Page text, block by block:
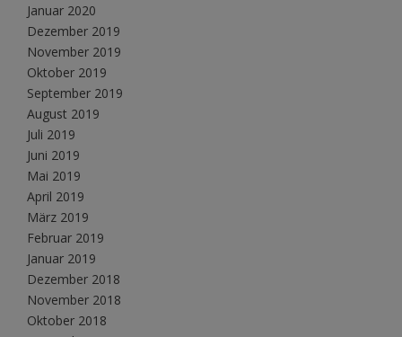
Januar 2020
Dezember 2019
November 2019
Oktober 2019
September 2019
August 2019
Juli 2019
Juni 2019
Mai 2019
April 2019
März 2019
Februar 2019
Januar 2019
Dezember 2018
November 2018
Oktober 2018